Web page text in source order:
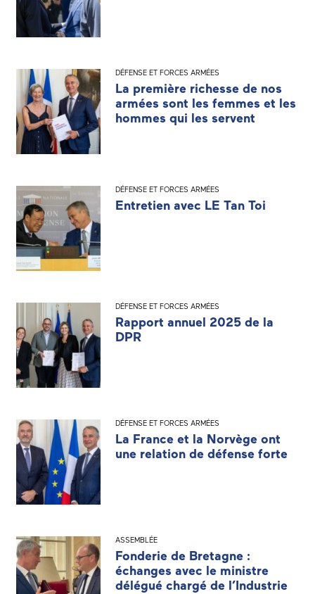
DÉFENSE ET FORCES ARMÉES
La première richesse de nos
armées sont les femmes et les
hommes qui les servent
DÉFENSE ET FORCES ARMÉES
Entretien avec LE Tan Toi
DÉFENSE ET FORCES ARMÉES
Rapport annuel 2025 de la
DPR
DÉFENSE ET FORCES ARMÉES
La France et la Norvège ont
une relation de défense forte
ASSEMBLÉE
Fonderie de Bretagne :
échanges avec le ministre
délégué chargé de l’Industrie